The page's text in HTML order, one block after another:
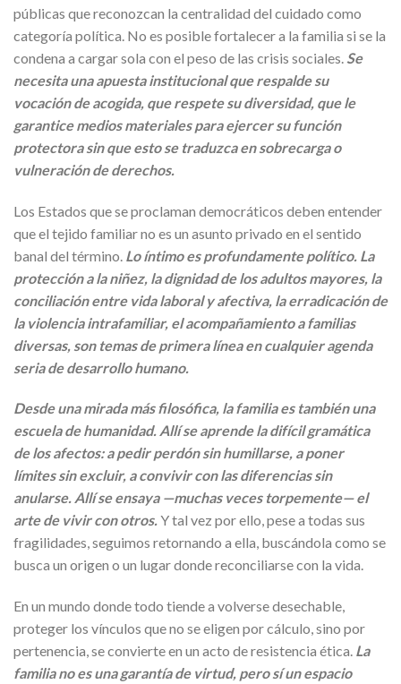
públicas que reconozcan la centralidad del cuidado como
categoría política. No es posible fortalecer a la familia si se la
condena a cargar sola con el peso de las crisis sociales. Se
necesita una apuesta institucional que respalde su
vocación de acogida, que respete su diversidad, que le
garantice medios materiales para ejercer su función
protectora sin que esto se traduzca en sobrecarga o
vulneración de derechos.
Los Estados que se proclaman democráticos deben entender
que el tejido familiar no es un asunto privado en el sentido
banal del término. Lo íntimo es profundamente político. La
protección a la niñez, la dignidad de los adultos mayores, la
conciliación entre vida laboral y afectiva, la erradicación de
la violencia intrafamiliar, el acompañamiento a familias
diversas, son temas de primera línea en cualquier agenda
seria de desarrollo humano.
Desde una mirada más filosófica, la familia es también una
escuela de humanidad. Allí se aprende la difícil gramática
de los afectos: a pedir perdón sin humillarse, a poner
límites sin excluir, a convivir con las diferencias sin
anularse. Allí se ensaya —muchas veces torpemente— el
arte de vivir con otros.Y tal vez por ello, pese a todas sus
fragilidades, seguimos retornando a ella, buscándola como se
busca un origen o un lugar donde reconciliarse con la vida.
En un mundo donde todo tiende a volverse desechable,
proteger los vínculos que no se eligen por cálculo, sino por
pertenencia, se convierte en un acto de resistencia ética. La
familia no es una garantía de virtud, pero sí un espacio